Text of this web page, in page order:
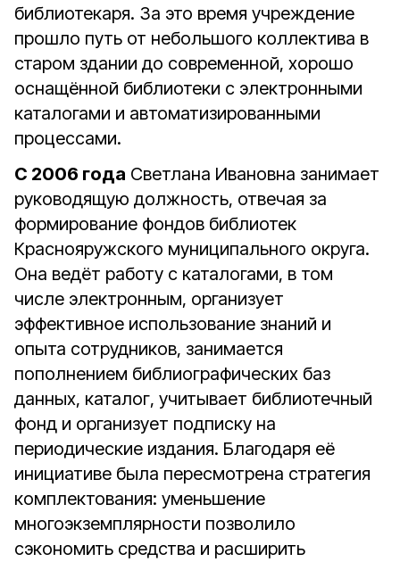
библиотекаря. За это время учреждение
прошло путь от небольшого коллектива в
старом здании до современной, хорошо
оснащённой библиотеки с электронными
каталогами и автоматизированными
процессами.
С 2006 года Светлана Ивановна занимает
руководящую должность, отвечая за
формирование фондов библиотек
Краснояружского муниципального округа.
Она ведёт работу с каталогами, в том
числе электронным, организует
эффективное использование знаний и
опыта сотрудников, занимается
пополнением библиографических баз
данных, каталог, учитывает библиотечный
фонд и организует подписку на
периодические издания. Благодаря её
инициативе была пересмотрена стратегия
комплектования: уменьшение
многоэкземплярности позволило
сэкономить средства и расширить